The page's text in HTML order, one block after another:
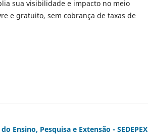
sua visibilidade e impacto no meio
e gratuito, sem cobrança de taxas de
Ensino, Pesquisa e Extensão - SEDEPEX